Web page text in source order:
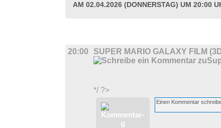
AM 02.04.2026 (DONNERSTAG) UM 20:00
20:00 SUPER MARIO GALAXY FILM
*/ ?>